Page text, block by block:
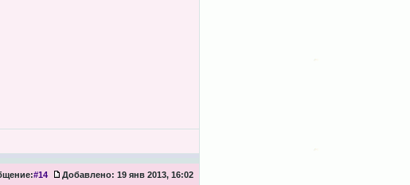
#14 Добавлено: 19 янв 2013, 16:02